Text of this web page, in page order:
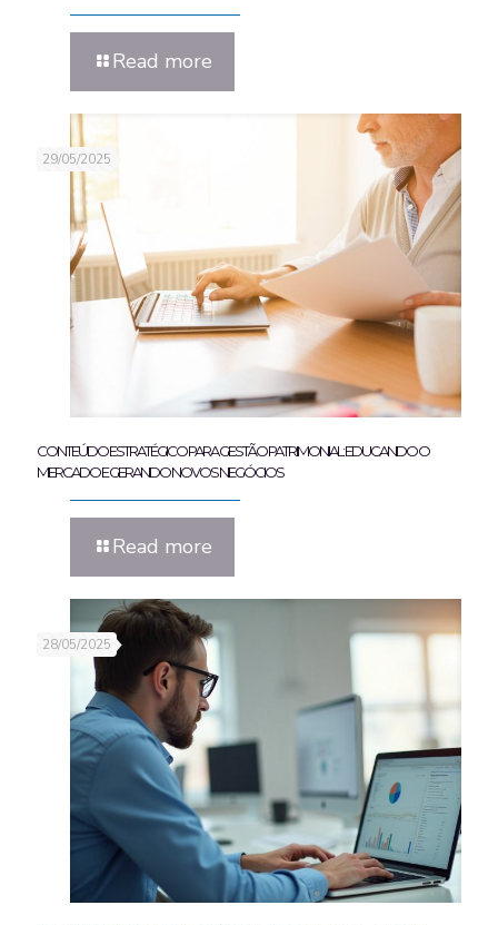
Read more
29/05/2025
CONTEÚDO ESTRATÉGICO PARA GESTÃO PATRIMONIAL: EDUCANDO O
MERCADO E GERANDO NOVOS NEGÓCIOS
Read more
28/05/2025